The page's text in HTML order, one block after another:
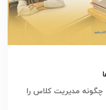
چگونه مدیریت کلاس را